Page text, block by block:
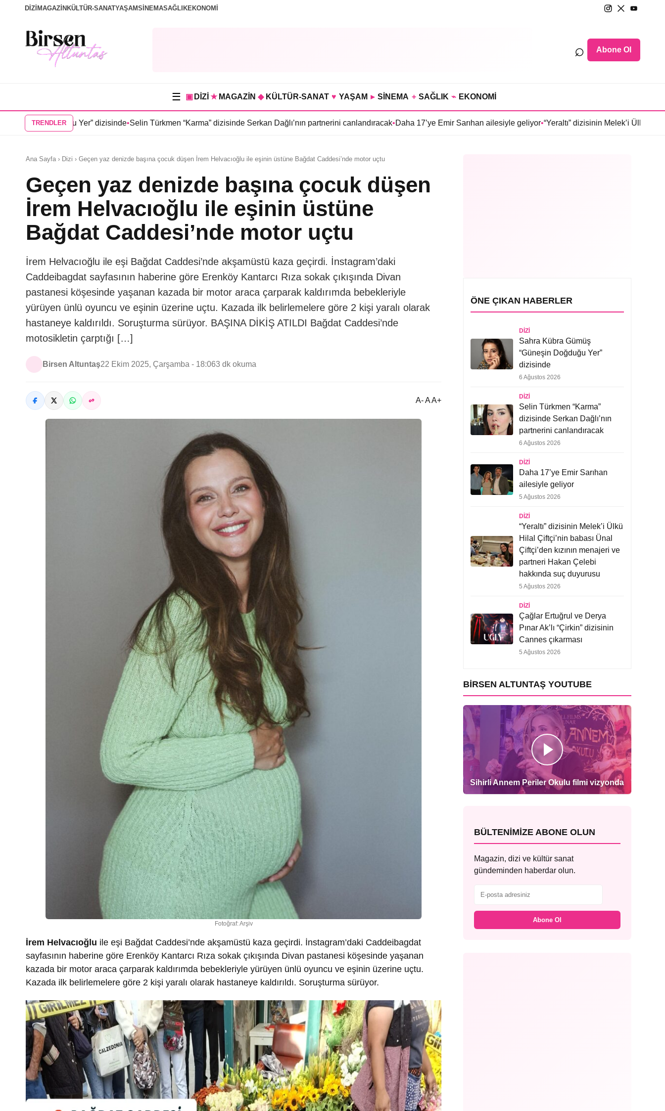
DİZİ MAGAZİN KÜLTÜR-SANATYAŞAMSİNEMASAĞLIKEKONOMİ
⌕ Abone Ol
☰ ▣ DİZİ ★ MAGAZİN ◆ KÜLTÜR-SANAT ♥ YAŞAM ▸ SİNEMA + SAĞLIK ⌁ EKONOMİ
TRENDLER
Yer” dizisinde•Selin Türkmen “Karma” dizisinde Serkan Dağlı’nın partnerini canlandıracak•Daha 17’ye Emir Sarıhan ailesiyle geliyor•“Yeraltı” dizisinin Melek’i Ülkü Hilal Çiftçi’nin
Ana Sayfa › Dizi › Geçen yaz denizde başına çocuk düşen İrem Helvacıoğlu ile eşinin üstüne Bağdat Caddesi’nde motor uçtu
Geçen yaz denizde başına çocuk düşen
İrem Helvacıoğlu ile eşinin üstüne
Bağdat Caddesi’nde motor uçtu
İrem Helvacıoğlu ile eşi Bağdat Caddesi’nde akşamüstü kaza geçirdi. İnstagram’daki
Caddeibagdat sayfasının haberine göre Erenköy Kantarcı Rıza sokak çıkışında Divan
pastanesi köşesinde yaşanan kazada bir motor araca çarparak kaldırımda bebekleriyle
yürüyen ünlü oyuncu ve eşinin üzerine uçtu. Kazada ilk belirlemelere göre 2 kişi yaralı olarak
hastaneye kaldırıldı. Soruşturma sürüyor. BAŞINA DİKİŞ ATILDI Bağdat Caddesi’nde
motosikletin çarptığı […]
Birsen Altuntaş22 Ekim 2025, Çarşamba - 18:063 dk okuma
A- A A+
Fotoğraf: Arşiv
İrem Helvacıoğlu ile eşi Bağdat Caddesi’nde akşamüstü kaza geçirdi. İnstagram’daki Caddeibagdat
sayfasının haberine göre Erenköy Kantarcı Rıza sokak çıkışında Divan pastanesi köşesinde yaşanan
kazada bir motor araca çarparak kaldırımda bebekleriyle yürüyen ünlü oyuncu ve eşinin üzerine uçtu.
Kazada ilk belirlemelere göre 2 kişi yaralı olarak hastaneye kaldırıldı. Soruşturma sürüyor.
ÖNE ÇIKAN HABERLER
DIZI
Sahra Kübra Gümüş
“Güneşin Doğduğu Yer”
dizisinde
6 Ağustos 2026
DIZI
Selin Türkmen “Karma”
dizisinde Serkan Dağlı’nın
partnerini canlandıracak
6 Ağustos 2026
DIZI
Daha 17’ye Emir Sarıhan
ailesiyle geliyor
5 Ağustos 2026
DIZI
“Yeraltı” dizisinin Melek’i Ülkü
Hilal Çiftçi’nin babası Ünal
Çiftçi’den kızının menajeri ve
partneri Hakan Çelebi
hakkında suç duyurusu
5 Ağustos 2026
DIZI
Çağlar Ertuğrul ve Derya
Pınar Ak’lı “Çirkin” dizisinin
Cannes çıkarması
5 Ağustos 2026
BIRSEN ALTUNTAŞ YOUTUBE
Sihirli Annem Periler Okulu filmi vizyonda
BÜLTENIMIZE ABONE OLUN
Magazin, dizi ve kültür sanat
gündeminden haberdar olun.
Abone Ol